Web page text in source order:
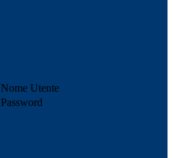
Nome Utente
Password